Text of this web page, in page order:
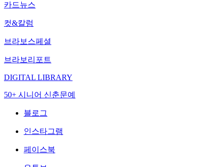
카드뉴스
컷&칼럼
브라보스페셜
브라보리포트
DIGITAL LIBRARY
50+ 시니어 신춘문예
블로그
인스타그램
페이스북